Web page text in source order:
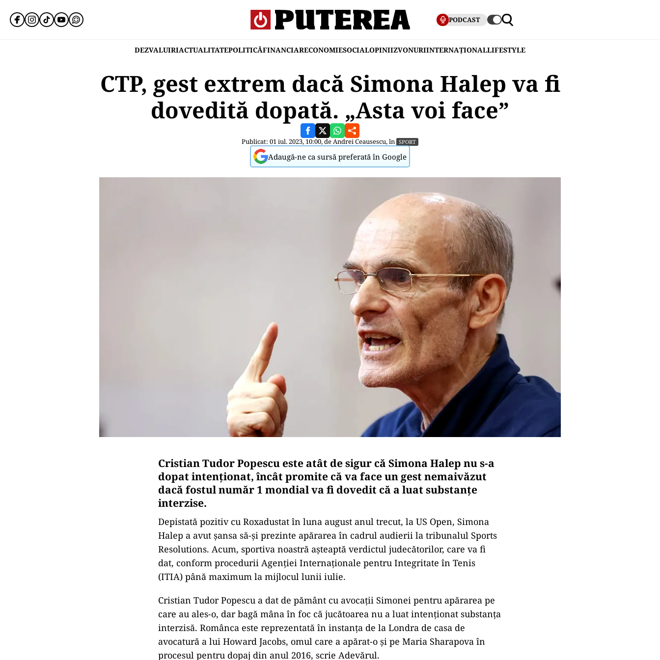
PODCAST
DEZVALUIRIACTUALITATEPOLITICĂFINANCIARECONOMIESOCIALOPINIIZVONURIINTERNAȚIONALLIFESTYLE
CTP, gest extrem dacă Simona Halep va fi
dovedită dopată. „Asta voi face”
Publicat: 01 iul. 2023, 10:00, deAndrei Ceausescu, în SPORT
Adaugă-ne ca sursă preferată în Google
Cristian Tudor Popescu este atât de sigur că Simona Halep nu s-a
dopat intenționat, încât promite că va face un gest nemaivăzut
dacă fostul număr 1 mondial va fi dovedit că a luat substanțe
interzise.
Depistată pozitiv cu Roxadustat în luna august anul trecut, la US Open, Simona
Halep a avut șansa să-și prezinte apărarea în cadrul audierii la tribunalul Sports
Resolutions. Acum, sportiva noastră așteaptă verdictul judecătorilor, care va fi
dat, conform procedurii Agenției Internaționale pentru Integritate în Tenis
(ITIA) până maximum la mijlocul lunii iulie.
Cristian Tudor Popescu a dat de pământ cu avocații Simonei pentru apărarea pe
care au ales-o, dar bagă mâna în foc că jucătoarea nu a luat intenționat substanța
interzisă. Românca este reprezentată în instanța de la Londra de casa de
avocatură a lui Howard Jacobs, omul care a apărat-o și pe Maria Sharapova în
procesul pentru dopaj din anul 2016, scrie Adevărul.